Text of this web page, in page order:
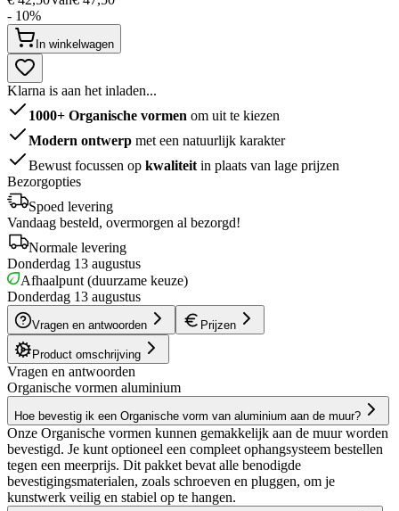
- 10%
In winkelwagen
Klarna is aan het inladen...
1000+ Organische vormen om uit te kiezen
Modern ontwerp met een natuurlijk karakter
Bewust focussen op kwaliteit in plaats van lage prijzen
Bezorgopties
Spoed levering
Vandaag besteld, overmorgen al bezorgd!
Normale levering
Donderdag 13 augustus
Afhaalpunt (duurzame keuze)
Donderdag 13 augustus
Vragen en antwoorden Prijzen
Product omschrijving
Vragen en antwoorden
Organische vormen aluminium
Hoe bevestig ik een Organische vorm van aluminium aan de muur?
Onze Organische vormen kunnen gemakkelijk aan de muur worden
bevestigd. Je kunt optioneel een compleet ophangsysteem bestellen
tegen een meerprijs. Dit pakket bevat alle benodigde
bevestigingsmaterialen, zoals schroeven en pluggen, om je
kunstwerk veilig en stabiel op te hangen.